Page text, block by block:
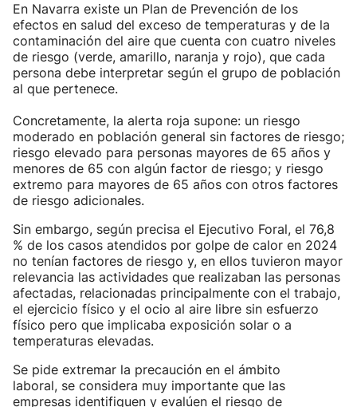
En Navarra existe un Plan de Prevención de los
efectos en salud del exceso de temperaturas y de la
contaminación del aire que cuenta con cuatro niveles
de riesgo (verde, amarillo, naranja y rojo), que cada
persona debe interpretar según el grupo de población
al que pertenece.
Concretamente, la alerta roja supone: un riesgo
moderado en población general sin factores de riesgo;
riesgo elevado para personas mayores de 65 años y
menores de 65 con algún factor de riesgo; y riesgo
extremo para mayores de 65 años con otros factores
de riesgo adicionales.
Sin embargo, según precisa el Ejecutivo Foral, el 76,8
% de los casos atendidos por golpe de calor en 2024
no tenían factores de riesgo y, en ellos tuvieron mayor
relevancia las actividades que realizaban las personas
afectadas, relacionadas principalmente con el trabajo,
el ejercicio físico y el ocio al aire libre sin esfuerzo
físico pero que implicaba exposición solar o a
temperaturas elevadas.
Se pide extremar la precaución en el ámbito
laboral, se considera muy importante que las
empresas identifiquen y evalúen el riesgo de